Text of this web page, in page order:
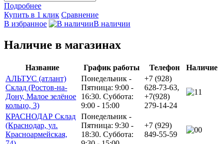
Подробнее
Купить в 1 клик Сравнение
В избранное
В наличии
Наличие в магазинах
Название График работы Телефон
Наличие
АЛЬТУС (атлант)
Склад (Ростов-на-
Дону, Малое зелёное
кольцо, 3)
Понедельник -
Пятница: 9:00 -
16:30. Суббота:
9:00 - 15:00
+7 (928)
628-73-63,
+7(928)
279-14-24
1
КРАСНОДАР Склад
(Краснодар, ул.
Красноармейская,
Понедельник -
Пятница: 9:30 -
18:30. Суббота:
+7 (929)
849-55-59
0